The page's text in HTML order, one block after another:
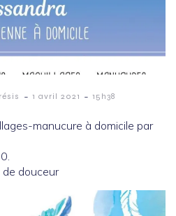
- 1 avril 2021 - 15h38
manucure à domicile par
de douceur